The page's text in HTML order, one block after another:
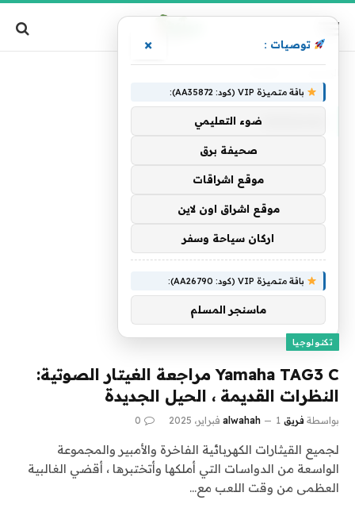
YAMAHA
تكنولوجيا
Yamaha TAG3 C مراجعة الغيتار الصوتية:
النظرات القديمة ، الحيل الجديدة
بواسطة فريق alwahah 1 فبراير، 2025 0
لجميع القيثارات الكهربائية الفاخرة والأمبير والمجموعة
الواسعة من الدواسات التي أملكها وأتختبرها ، أقضي الغالبية
العظمى من وقت اللعب مع…
توصيات : ×
باقة متميزة VIP (كود: AA35872):
ضوء التعليمي
صحيفة برق
موقع اشراقات
موقع اشراق اون لاين
اركان سياحة وسفر
باقة متميزة VIP (كود: AA26790):
ماسنجر المسلم